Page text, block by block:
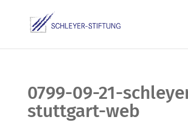
0799-09-21-
stuttgart-web